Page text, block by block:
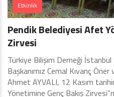
Etkinlik
Pendik Belediyesi Afet
Zirvesi
Türkiye Bilişim Derneği
Başkanımız Cemal Kıvanç
Ahmet AYVALI, 12 Kasım
Yönetimine Genç Bakış